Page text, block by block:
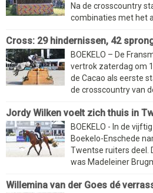
Na de crosscountry
combinaties met het
Cross: 29 hindernissen, 42
BOEKELO – De
vertrok zaterdag om
de Cacao als eerste
de crosscountry van
Jordy Wilken voelt zich thuis in
BOEKELO - In de
Boekelo-Enschede
Twentse ruiters deel.
was Madeleiner
Willemina van der Goes dé